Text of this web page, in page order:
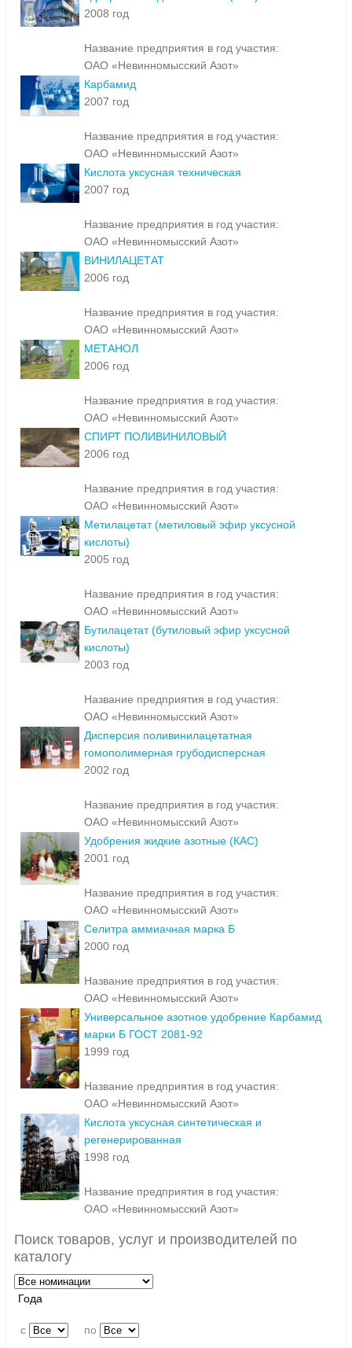
2008 год
Название предприятия в год участия:
ОАО «Невинномысский Азот»
Карбамид
2007 год
Название предприятия в год участия:
ОАО «Невинномысский Азот»
Кислота уксусная техническая
2007 год
Название предприятия в год участия:
ОАО «Невинномысский Азот»
ВИНИЛАЦЕТАТ
2006 год
Название предприятия в год участия:
ОАО «Невинномысский Азот»
МЕТАНОЛ
2006 год
Название предприятия в год участия:
ОАО «Невинномысский Азот»
СПИРТ ПОЛИВИНИЛОВЫЙ
2006 год
Название предприятия в год участия:
ОАО «Невинномысский Азот»
Метилацетат (метиловый эфир уксусной
кислоты)
2005 год
Название предприятия в год участия:
ОАО «Невинномысский Азот»
Бутилацетат (бутиловый эфир уксусной
кислоты)
2003 год
Название предприятия в год участия:
ОАО «Невинномысский Азот»
Дисперсия поливинилацетатная
гомополимерная грубодисперсная
2002 год
Название предприятия в год участия:
ОАО «Невинномысский Азот»
Удобрения жидкие азотные (КАС)
2001 год
Название предприятия в год участия:
ОАО «Невинномысский Азот»
Селитра аммиачная марка Б
2000 год
Название предприятия в год участия:
ОАО «Невинномысский Азот»
Универсальное азотное удобрение Карбамид
марки Б ГОСТ 2081-92
1999 год
Название предприятия в год участия:
ОАО «Невинномысский Азот»
Кислота уксусная синтетическая и
регенерированная
1998 год
Название предприятия в год участия:
ОАО «Невинномысский Азот»
Поиск товаров, услуг и производителей по
каталогу
Года
c по